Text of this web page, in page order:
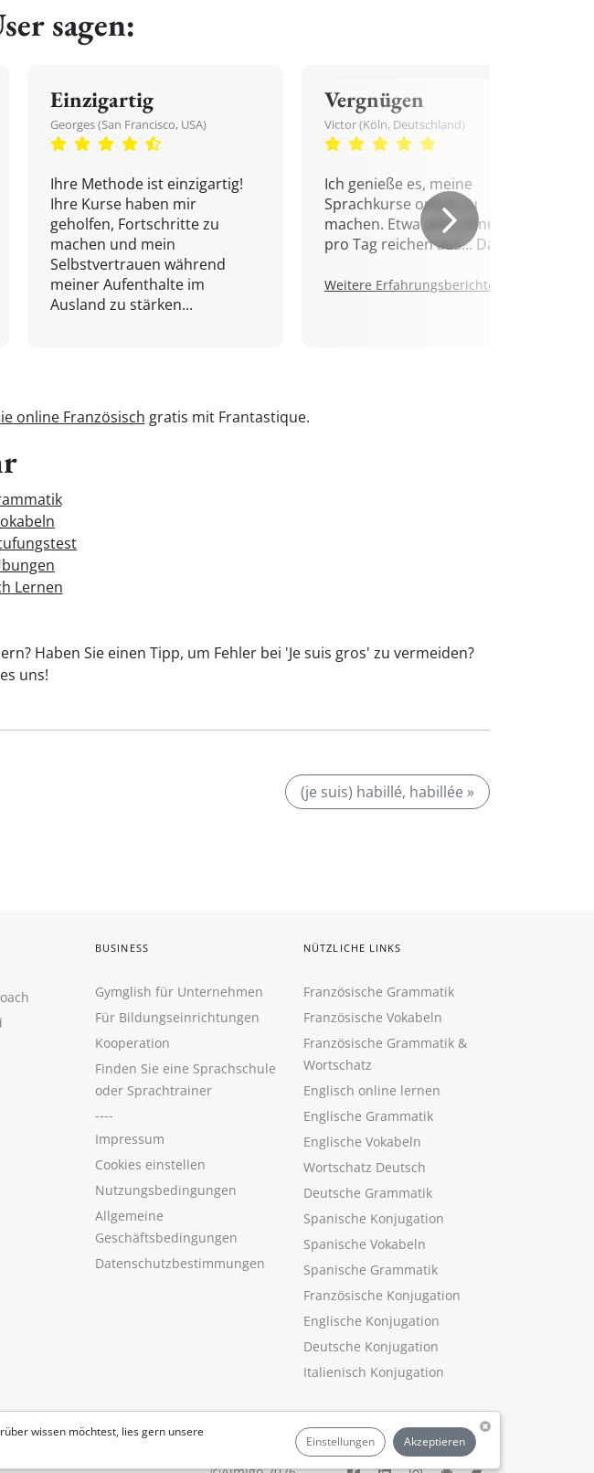
sagen:
Einzigartig
Georges (San Francisco, USA)
Ihre Methode ist einzigartig!
Ihre Kurse haben mir
geholfen, Fortschritte zu
machen und mein
Selbstvertrauen während
meiner Aufenthalte im
Ausland zu stärken...
Vergnügen
Victor (Köln, Deutschland)
Ich genieße es, meine
Sprachkurse online zu
machen. Etwa zehn Minuten
pro Tag reichen aus... Danke!
Weitere Erfahrungsberichte.
online Französisch gratis mit Frantastique.
Lernen
Haben Sie einen Tipp, um Fehler bei 'Je suis gros' zu vermeiden?
uns!
(je suis) habillé, habillée »
wissen möchtest, lies gern unsere
Einstellungen Akzeptieren
BUSINESS
Gymglish für Unternehmen
Für Bildungseinrichtungen
Kooperation
Finden Sie eine Sprachschule
oder Sprachtrainer
----
Impressum
Cookies einstellen
Nutzungsbedingungen
Allgemeine
Geschäftsbedingungen
Datenschutzbestimmungen
NÜTZLICHE LINKS
Französische Grammatik
Französische Vokabeln
Französische Grammatik &
Wortschatz
Englisch online lernen
Englische Grammatik
Englische Vokabeln
Wortschatz Deutsch
Deutsche Grammatik
Spanische Konjugation
Spanische Vokabeln
Spanische Grammatik
Französische Konjugation
Englische Konjugation
Deutsche Konjugation
Italienisch Konjugation